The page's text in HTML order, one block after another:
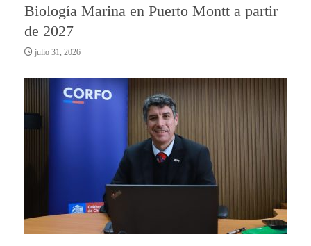
Biología Marina en Puerto Montt a partir
de 2027
julio 31, 2026